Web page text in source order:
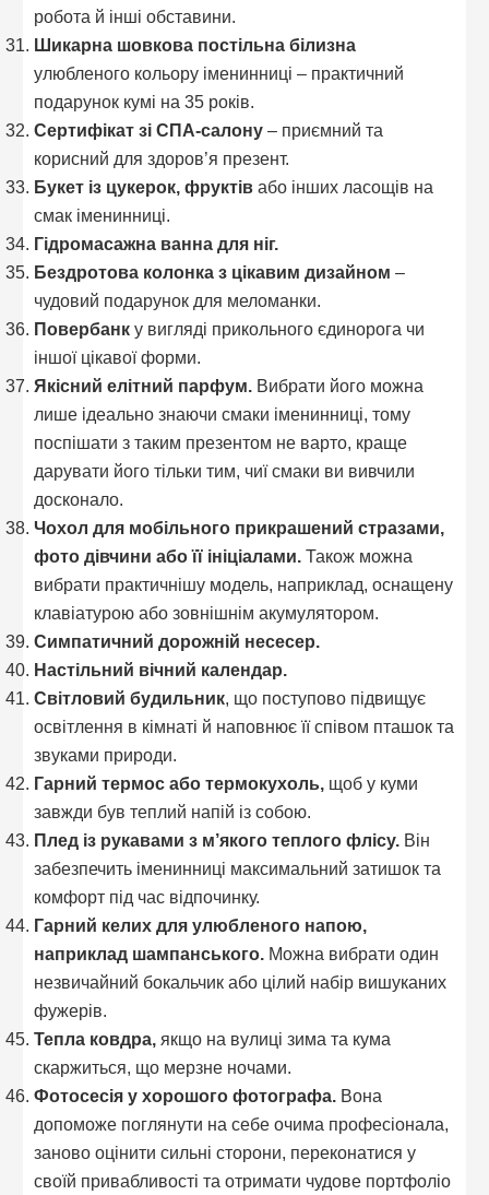
робота й інші обставини.
Шикарна шовкова постільна білизна
улюбленого кольору іменинниці – практичний
подарунок кумі на 35 років.
Сертифікат зі СПА-салону – приємний та
корисний для здоров’я презент.
Букет із цукерок, фруктів або інших ласощів на
смак іменинниці.
Гідромасажна ванна для ніг.
Бездротова колонка з цікавим дизайном –
чудовий подарунок для меломанки.
Повербанку вигляді прикольного єдинорога чи
іншої цікавої форми.
Якісний елітний парфум. Вибрати його можна
лише ідеально знаючи смаки іменинниці, тому
поспішати з таким презентом не варто, краще
дарувати його тільки тим, чиї смаки ви вивчили
досконало.
Чохол для мобільного прикрашений стразами,
фото дівчини або її ініціалами.Також можна
вибрати практичнішу модель, наприклад, оснащену
клавіатурою або зовнішнім акумулятором.
Симпатичний дорожній несесер.
Настільний вічний календар.
Світловий будильник, що поступово підвищує
освітлення в кімнаті й наповнює її співом пташок та
звуками природи.
Гарний термос або термокухоль, щоб у куми
завжди був теплий напій із собою.
Плед із рукавами з м’якого теплого флісу. Він
забезпечить іменинниці максимальний затишок та
комфорт під час відпочинку.
Гарний келих для улюбленого напою,
наприклад шампанського. Можна вибрати один
незвичайний бокальчик або цілий набір вишуканих
фужерів.
Тепла ковдра, якщо на вулиці зима та кума
скаржиться, що мерзне ночами.
Фотосесія у хорошого фотографа. Вона
допоможе поглянути на себе очима професіонала,
заново оцінити сильні сторони, переконатися у
своїй привабливості та отримати чудове портфоліо